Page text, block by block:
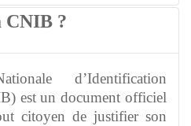
CNIB ?
d’Identification
est un document officiel
citoyen de justifier son